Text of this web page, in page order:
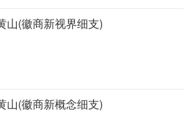
山(徽商新视界细支)
山(徽商新概念细支)